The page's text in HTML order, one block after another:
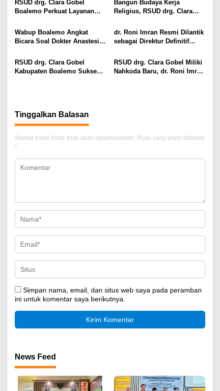
i
o
Restoratif
Uronefrologi
RSUD drg. Clara Gobel
Boalemo Perkuat Layanan
Nasional, dr. Roni H. Imran:
Tingkatkan Akses Layanan
Bangun Budaya Kerja
Religius, RSUD drg. Clara
Program Baca Al-Qur’an bagi
Seluruh Pegawai
Wabup Boalemo Angkat
Bicara Soal Dokter Anastesi
Tetap Optimal
dr. Roni Imran Resmi Dilantik
sebagai Direktur Definitif
Boalemo
RSUD drg. Clara Gobel
Kabupaten Boalemo Sukses
RSUD drg. Clara Gobel Miliki
Nahkoda Baru, dr. Roni Imran
Tinggalkan Balasan
Alamat email Anda tidak akan dipublikasikan. Ruas yang wajib ditandai
*
Simpan nama, email, dan situs web saya pada peramban
ini untuk komentar saya berikutnya.
News Feed